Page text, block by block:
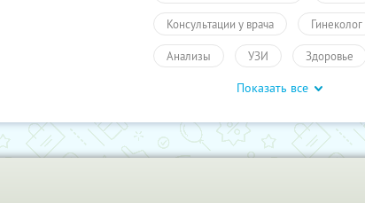
Консультации у врача Гинеколог
Анализы УЗИ Здоровье
Показать все